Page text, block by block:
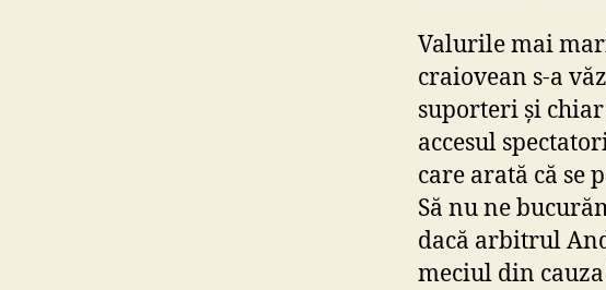
Valurile mai
craiovean s-a
suporteri și
accesul
care arată că se
Să nu ne
dacă arbitrul
meciul din